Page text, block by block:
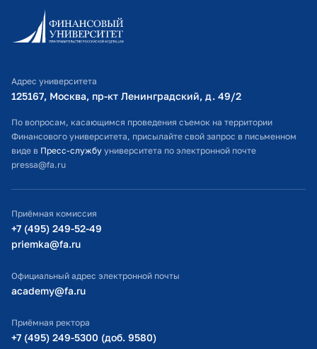
Информационно-образовательный портал
Личный кабинет поступающего
Оплата обучения
Расписание занятий
Студенческий офис
Официальный адрес электронной почты
Министерство просвещения РФ
Министерство науки и высшего образования РФ
Адрес университета
125167, Москва, пр-кт Ленинградский, д. 49/2​
По вопросам, касающимся проведения съемок на территории
Финансового университета, присылайте свой запрос в письменном
виде в Пресс-службу университета по электронной почте
pressa@fa.ru
Приёмная комиссия
+7 (495) 249-52-49
priemka@fa.ru
Официальный адрес электронной почты
academy@fa.ru
Приёмная ректора
+7 (495) 249-5300 (доб. 9580)